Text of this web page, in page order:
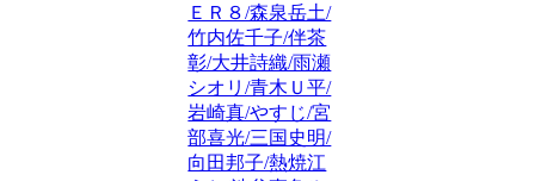
ＥＲ８/森泉岳土/
竹内佐千子/伴茶
彰/大井詩織/雨瀬
シオリ/青木Ｕ平/
岩崎真/やすじ/宮
部喜光/三国史明/
向田邦子/熱焼江